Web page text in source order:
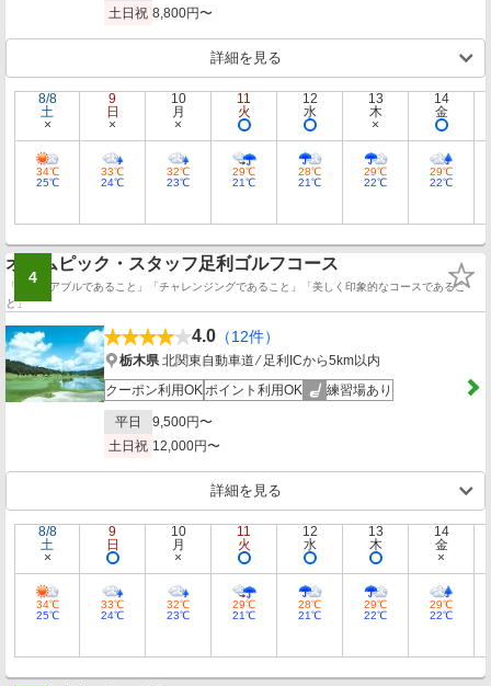
土日祝 8,800円〜
詳細を見る
8/8
土
34℃
25℃
9
日
33℃
24℃
10
月
32℃
23℃
11
火
29℃
21℃
12
水
28℃
21℃
13
木
29℃
22℃
14
金
29℃
22℃
4
オリムピック・スタッフ足利ゴルフコース
「プレイアブルであること」「チャレンジングであること」「美しく印象的なコースであるこ
と」
4.0 （12件）
栃木県北関東自動車道 ⁄ 足利ICから5km以内
クーポン利用OKポイント利用OK 練習場あり
平日
9,500円〜
土日祝 12,000円〜
詳細を見る
8/8
土
34℃
25℃
9
日
33℃
24℃
10
月
32℃
23℃
11
火
29℃
21℃
12
水
28℃
21℃
13
木
29℃
22℃
14
金
29℃
22℃